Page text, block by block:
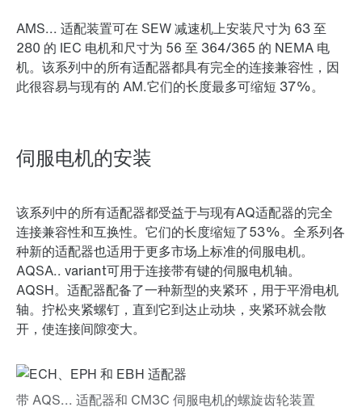
AMS... 适配装置可在 SEW 减速机上安装尺寸为 63 至
280 的 IEC 电机和尺寸为 56 至 364/365 的 NEMA 电
机。该系列中的所有适配器都具有完全的连接兼容性，因
此很容易与现有的 AM.它们的长度最多可缩短 37%。
伺服电机的安装
该系列中的所有适配器都受益于与现有AQ适配器的完全
连接兼容性和互换性。它们的长度缩短了53%。全系列各
种新的适配器也适用于更多市场上标准的伺服电机。
AQSA.. variant可用于连接带有键的伺服电机轴。
AQSH。适配器配备了一种新型的夹紧环，用于平滑电机
轴。拧松夹紧螺钉，直到它到达止动块，夹紧环就会散
开，使连接间隙变大。